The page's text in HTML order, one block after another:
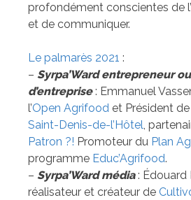
profondément conscientes de
et de communiquer.
Le palmarès 2021 :
– Syrpa’Ward entrepreneur
d’entreprise: Emmanuel
l’Open Agrifood et Président
Saint-Denis-de-l’Hôtel,
Patron ?! Promoteur du Plan
programme Educ’Agrifood.
– Syrpa’Ward média: Édouard
réalisateur et créateur de